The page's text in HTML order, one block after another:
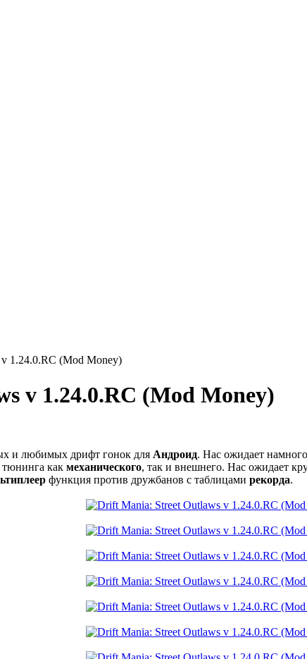
1.24.0.RC (Mod Money)
v 1.24.0.RC (Mod Money)
и любимых дрифт гонок для Андроид. Нас ожидает
как механического, так и внешнего. Нас ожидает
функция против дружбанов с таблицами рекорда.